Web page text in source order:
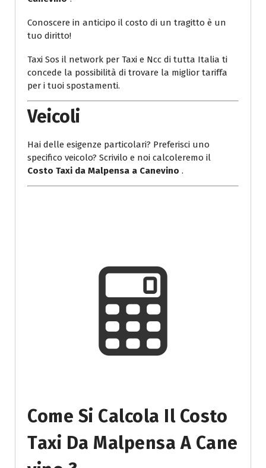
Conoscere in anticipo il costo di un tragitto è un
tuo diritto!
Taxi Sos il network per Taxi e Ncc di tutta Italia ti
concede la possibilità di trovare la miglior tariffa
per i tuoi spostamenti.
Veicoli
Hai delle esigenze particolari? Preferisci uno
specifico veicolo? Scrivilo e noi calcoleremo il
Costo Taxi da Malpensa a Canevino .
Come Si Calcola Il Costo
Taxi Da Malpensa A Cane